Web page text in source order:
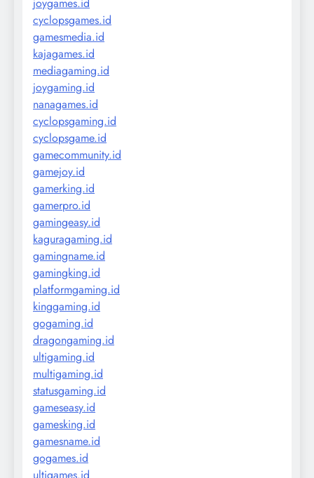
joygames.id
cyclopsgames.id
gamesmedia.id
kajagames.id
mediagaming.id
joygaming.id
nanagames.id
cyclopsgaming.id
cyclopsgame.id
gamecommunity.id
gamejoy.id
gamerking.id
gamerpro.id
gamingeasy.id
kaguragaming.id
gamingname.id
gamingking.id
platformgaming.id
kinggaming.id
gogaming.id
dragongaming.id
ultigaming.id
multigaming.id
statusgaming.id
gameseasy.id
gamesking.id
gamesname.id
gogames.id